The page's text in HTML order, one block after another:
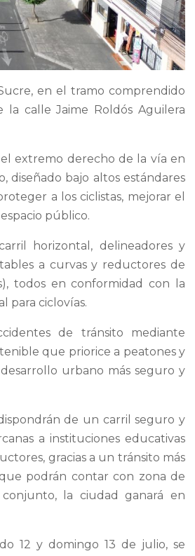
en el tramo comprendido
calle Jaime Roldós Aguilera
extremo derecho de la vía en
diseñado bajo altos estándares
a los ciclistas, mejorar el
público.
horizontal, delineadores y
a curvas y reductores de
todos en conformidad con la
para ciclovías.
de tránsito mediante
que priorice a peatones y
urbano más seguro y
de un carril seguro y
a instituciones educativas
gracias a un tránsito más
podrán contar con zona de
la ciudad ganará en
12 y domingo 13 de julio, se